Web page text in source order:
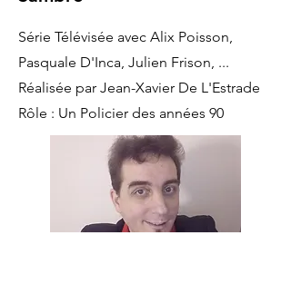
Série Télévisée avec Alix Poisson,
Pasquale D'Inca, Julien Frison, ...
Réalisée par Jean-Xavier De L'Estrade
Rôle : Un Policier des années 90